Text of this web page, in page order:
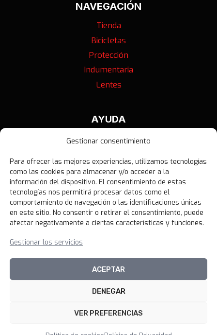
Gestionar consentimiento
Para ofrecer las mejores experiencias, utilizamos tecnologías
como las cookies para almacenar y/o acceder a la
información del dispositivo. El consentimiento de estas
tecnologías nos permitirá procesar datos como el
comportamiento de navegación o las identificaciones únicas
en este sitio. No consentir o retirar el consentimiento, puede
afectar negativamente a ciertas características y funciones.
Gestionar los servicios
ACEPTAR
DENEGAR
VER PREFERENCIAS
NAVEGACIÓN
Tienda
Bicicletas
Protección
Indumentaria
Lentes
AYUDA
Contáctanos
Política de Privacidad
Política de Devoluciones
Libro de Reclamaciones
© 2026 100xciento Perú